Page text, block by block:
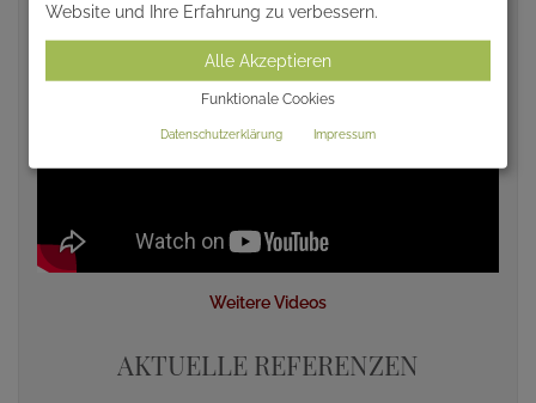
Weitere Videos
AKTUELLE REFERENZEN
Website und Ihre Erfahrung zu verbessern.
Alle Akzeptieren
Funktionale Cookies
Datenschutzerklärung Impressum